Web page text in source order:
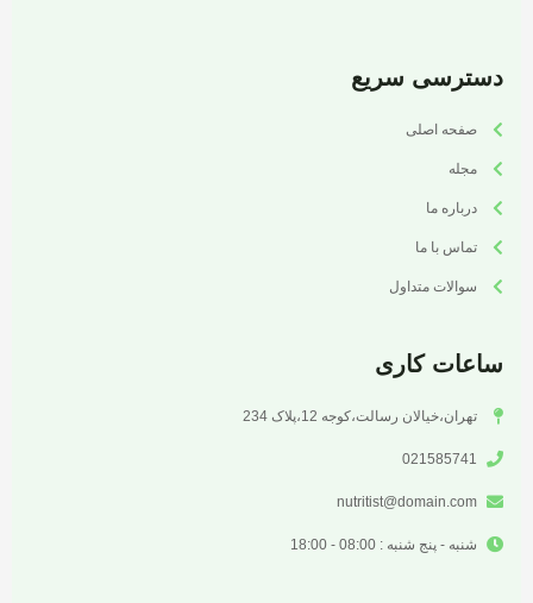
دسترسی سریع
صفحه اصلی
مجله
درباره ما
تماس با ما
سوالات متداول
ساعات کاری
تهران،خیالان رسالت،کوجه 12،پلاک 234
021585741
nutritist@domain.com
شنبه - پنج شنبه : 08:00 - 18:00